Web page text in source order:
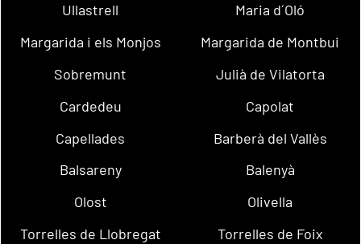
Ullastrell
Maria d´Oló
Margarida i els Monjos
Margarida de Montbui
Sobremunt
Julià de Vilatorta
Cardedeu
Capolat
Capellades
Barberà del Vallès
Balsareny
Balenyà
Olost
Olivella
Torrelles de Llobregat
Torrelles de Foix